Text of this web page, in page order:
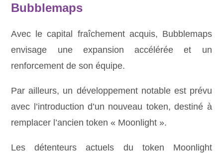
Bubblemaps
Avec le capital fraîchement acquis, Bubblemaps
envisage une expansion accélérée et un
renforcement de son équipe.
Par ailleurs, un développement notable est prévu
avec l’introduction d’un nouveau token, destiné à
remplacer l’ancien token « Moonlight ».
Les détenteurs actuels du token Moonlight